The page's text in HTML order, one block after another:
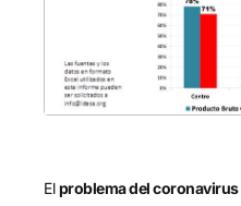
Elproblema del coronavirus